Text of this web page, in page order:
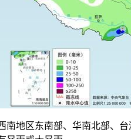
区东南部、华南北部、台